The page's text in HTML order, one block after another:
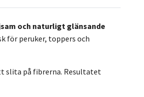
och naturligt glänsande
för peruker, toppers och
slita på fibrerna. Resultatet